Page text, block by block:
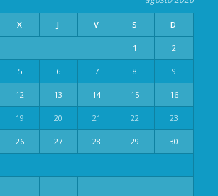
X J V S D
1 2
5 6 7 8 9
12 13 14 15 16
19 20 21 22 23
26 27 28 29 30